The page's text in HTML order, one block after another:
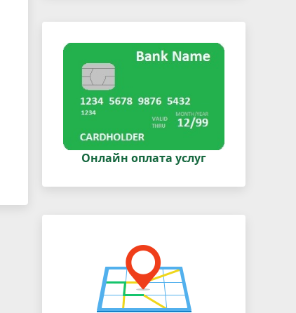
Онлайн оплата услуг